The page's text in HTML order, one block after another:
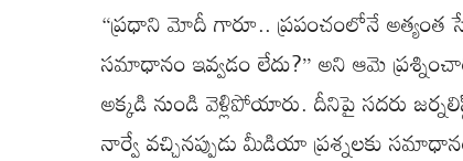
“ప్రధాని మోదీ గారూ.. ప్రపంచంలోనే అత్యంత
సమాధానం ఇవ్వడం లేదు?” అని ఆమె
అక్కడి నుండి వెళ్లిపోయారు. దీనిపై సదరు
నార్వే వచ్చినప్పుడు మీడియా ప్రశ్నలకు